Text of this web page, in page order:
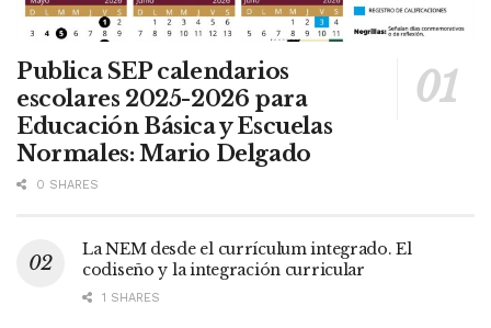
Publica SEP calendarios
escolares 2025-2026 para
Educación Básica y Escuelas
Normales: Mario Delgado
0 SHARES
La NEM desde el currículum integrado. El
codiseño y la integración curricular
1 SHARES